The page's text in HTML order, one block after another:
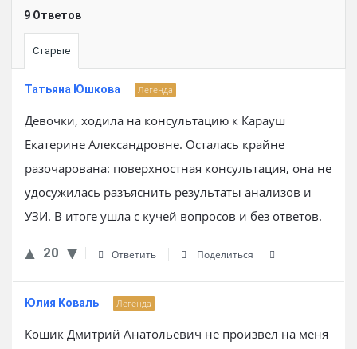
9 Ответов
Старые
Татьяна Юшкова Легенда
Девочки, ходила на консультацию к Карауш
Екатерине Александровне. Осталась крайне
разочарована: поверхностная консультация, она не
удосужилась разъяснить результаты анализов и
УЗИ. В итоге ушла с кучей вопросов и без ответов.
20 Ответить Поделиться
Юлия Коваль Легенда
Кошик Дмитрий Анатольевич не произвёл на меня